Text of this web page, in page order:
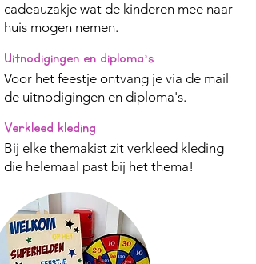
cadeauzakje wat de kinderen mee naar
huis mogen nemen.
Uitnodigingen en diploma's
Voor het feestje ontvang je via de mail
de uitnodigingen en diploma's.
Verkleed kleding
Bij elke themakist zit verkleed kleding
die helemaal past bij het thema!